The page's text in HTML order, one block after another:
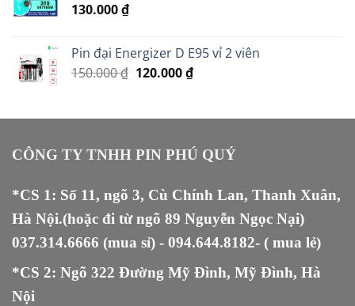
130.000₫
Pin đại Energizer D E95 vỉ 2 viên
150.000₫ Giá
150.000 ₫.
120.000₫Giá
là:
CÔNG TY TNHH PIN PHÚ QUÝ
*CS 1: Số 11, ngõ 3, Cù Chính Lan, Thanh Xuân,
Hà Nội.(hoặc đi từ ngõ 89 Nguyễn Ngọc Nại)
037.314.6666 (mua sỉ) - 094.644.8182- ( mua lẻ)
*CS 2: Ngõ 322 Đường Mỹ Đình, Mỹ Đình, Hà
Nội